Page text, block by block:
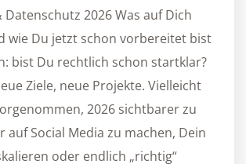
2026 Was auf Dich
wie Du jetzt schon vorbereitet bist
bist Du rechtlich schon startklar?
Ziele, neue Projekte. Vielleicht
2026 sichtbarer zu
auf Social Media zu machen, Dein
oder endlich „richtig“